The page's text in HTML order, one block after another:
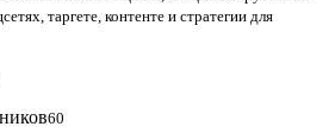
таргете, контенте и стратегии для
60